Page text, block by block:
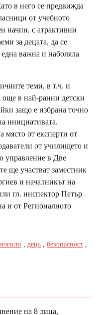
в него се предвижда
от учебното
начин, с атрактивни
за децата, да се
важна и наболяла
теми, в т.ч. и
още в най-ранни детски
защо е избрана точно
инициативата.
място от експерти от
от училището и
управление в Две
ще участват заместник
и началникът на
гл. инспектор Петър
и от Регионалното
деца безопасност
на 8 лица,